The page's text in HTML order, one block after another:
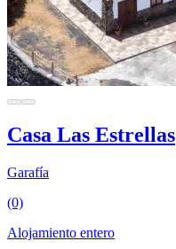
Casa Las Estrellas
Garafía
(0)
Alojamiento entero